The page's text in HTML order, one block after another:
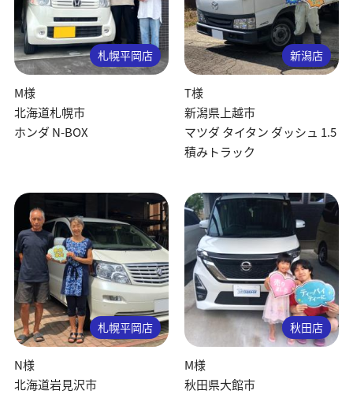
札幌平岡店
M様
北海道札幌市
ホンダ N-BOX
新潟店
T様
新潟県上越市
マツダ タイタン ダッシュ 1.5
積みトラック
札幌平岡店
N様
北海道岩見沢市
秋田店
M様
秋田県大館市